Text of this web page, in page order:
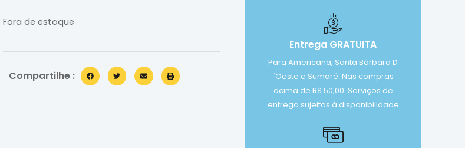
Fora de estoque
Compartilhe :
Entrega GRATUITA
Para Americana, Santa Bárbara D
´Oeste e Sumaré. Nas compras
acima de R$ 50,00. Serviços de
entrega sujeitos à disponibilidade